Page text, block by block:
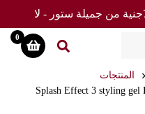
شحن مجاني لأى اوردر اكثر من 700جنية من جميلة ستور - لا
0
المنتجات
Splash Effect 3 styling gel